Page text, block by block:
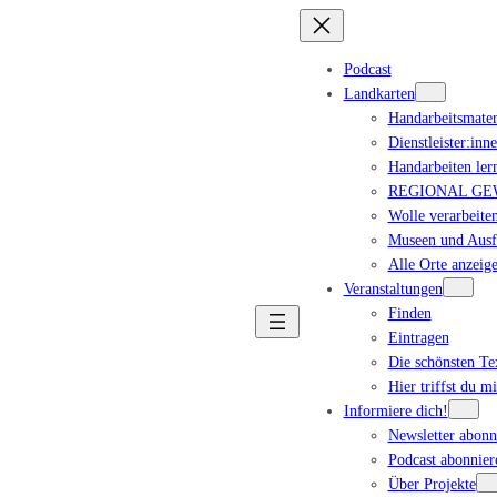
Podcast
Landkarten
Handarbeiten
REGIONAL
Wolle
Museen und
Alle Orte
Veranstaltungen
Finden
Eintragen
Die schönsten
Hier triffst du
Informiere dich!
Newsletter
Podcast
Über Projekte